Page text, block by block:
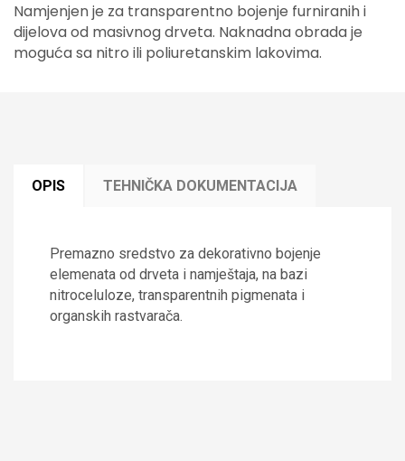
Namjenjen je za transparentno bojenje furniranih i
dijelova od masivnog drveta. Naknadna obradaje
moguća sa nitro ili poliuretanskim lakovima.
OPIS TEHNIČKA DOKUMENTACIJA
Premazno sredstvo za dekorativno bojenje
elemenata od drveta i namještaja, na bazi
nitroceluloze, transparentnih pigmenata i
organskih rastvarača.